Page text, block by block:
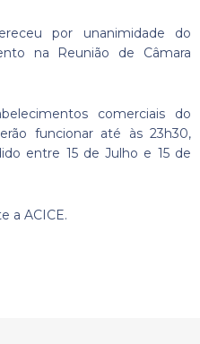
por unanimidade do
na Reunião de Câmara
comerciais do
funcionar até às 23h30,
entre 15 de Julho e 15 de
a ACICE.